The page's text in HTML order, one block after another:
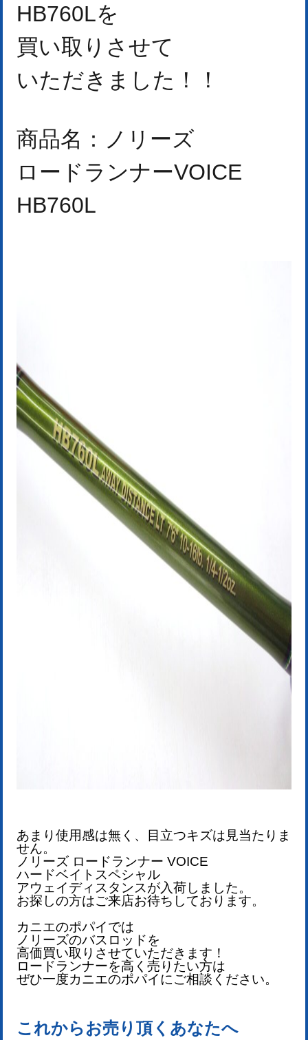
HB760Lを
買い取りさせて
いただきました！
！
商品名：ノリーズ
ロードランナーVOICE
HB760L
あまり使用感は無く、目立つキズは見当たりま
せん。
ノリーズ ロードランナー VOICE
ハードベイトスペシャル
アウェイディスタンスが入荷しました。
お探しの方はご来店お待ちしております。
カニエのポパイでは
ノリーズのバスロッドを
高価買い取りさせていただきます！
ロードランナーを高く売りたい方は
ぜひ一度カニエのポパイにご相談ください。
これからお売り頂くあなたへ